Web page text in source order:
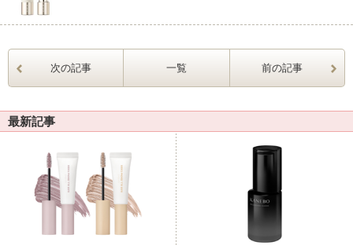
次の記事 一覧 前の記事
最新記事